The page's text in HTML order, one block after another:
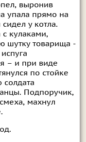
выронив
упала прямо на
у котла.
кулаками,
шутку товарища -
– и при виде
по стойке
Подпоручик,
махнул